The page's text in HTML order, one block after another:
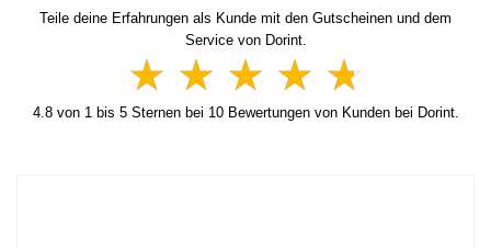
Teile deine Erfahrungen als Kunde mit den Gutscheinen und dem
Service von Dorint.
4.8von 1 bis 5Sternen bei 10Bewertungen von Kunden bei Dorint.